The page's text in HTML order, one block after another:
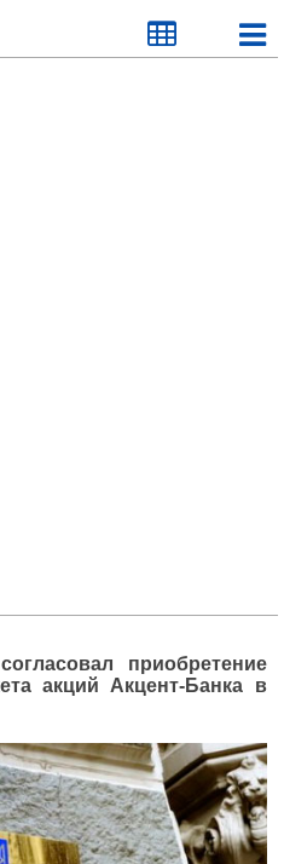
приобретение
акций Акцент-Банка в